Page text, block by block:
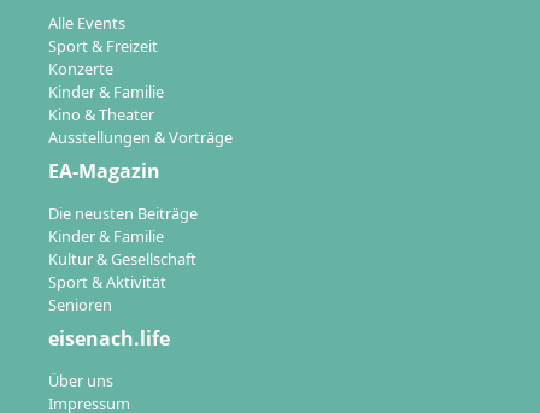
Alle Events
Sport & Freizeit
Konzerte
Kinder & Familie
Kino & Theater
Ausstellungen & Vorträge
EA-Magazin
Die neusten Beiträge
Kinder & Familie
Kultur & Gesellschaft
Sport & Aktivität
Senioren
eisenach.life
Über uns
Impressum